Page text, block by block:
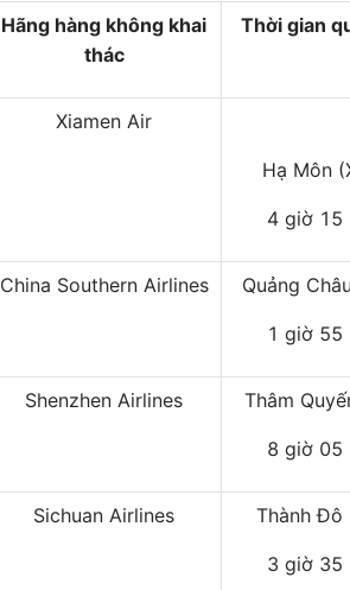
Hãng hàng không khai
thác
Thời gian
Xiamen Air
Hạ Môn
4 giờ 15
China Southern Airlines Quảng
1 giờ 55
Shenzhen Airlines Thâm
8 giờ 05
Sichuan Airlines Thành Đô
3 giờ 35